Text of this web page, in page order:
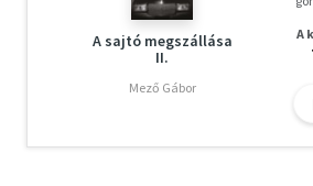
A sajtó megszállása
II.
Mező Gábor
A